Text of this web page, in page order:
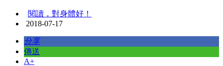
閱讀，對身體好！
2018-07-17
分享
傳送
A+